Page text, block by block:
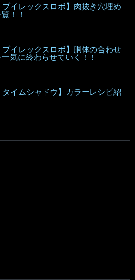
ブイレックスロボ】肉抜き穴埋め
！！
ブイレックスロボ】胴体の合わせ
気に終わらせていく！！
タイムシャドウ】カラーレシピ紹